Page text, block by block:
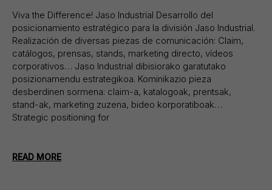
Viva the Difference! Jaso Industrial Desarrollo del
posicionamiento estratégico para la división Jaso Industrial.
Realización de diversas piezas de comunicación: Claim,
catálogos, prensas, stands, marketing directo, vídeos
corporativos… Jaso Industrial dibisiorako garatutako
posizionamendu estrategikoa. Kominikazio pieza
desberdinen sormena: claim-a, katalogoak, prentsak,
stand-ak, marketing zuzena, bideo korporatiboak…
Strategic positioning for
READ MORE